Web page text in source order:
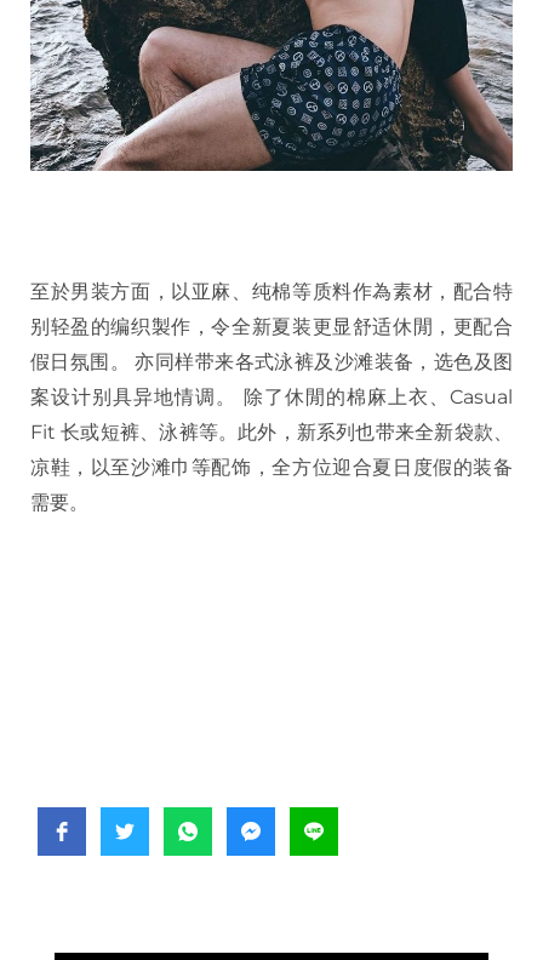
至於男装方面，以亚麻、纯棉等质料作為素材，配合特
别轻盈的编织製作，令全新夏装更显舒适休閒，更配合
假日氛围。 亦同样带来各式泳裤及沙滩装备，选色及图
案设计别具异地情调。 除了休閒的棉麻上衣、Casual
Fit 长或短裤、泳裤等。此外，新系列也带来全新袋款、
凉鞋，以至沙滩巾等配饰，全方位迎合夏日度假的装备
需要。